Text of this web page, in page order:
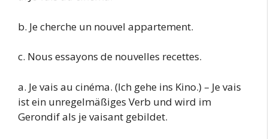
b. Je cherche un nouvel appartement.
c. Nous essayons de nouvelles recettes.
a. Je vais au cinéma. (Ich gehe ins Kino.) – Je vais
ist ein unregelmäßiges Verb und wird im
Gerondif als je vaisant gebildet.